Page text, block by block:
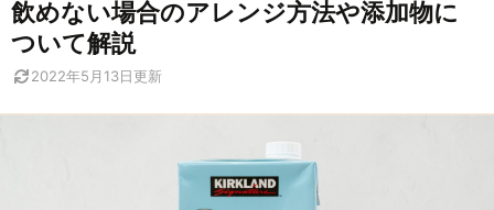
飲めない場合のアレンジ方法や添加物に
ついて解説
2022年5月13日更新